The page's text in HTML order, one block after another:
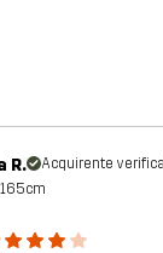
R. Acquirente
165cm